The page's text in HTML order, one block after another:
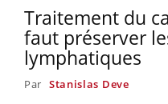
Traitement du
faut préserver
lymphatiques
Par Stanislas Deve